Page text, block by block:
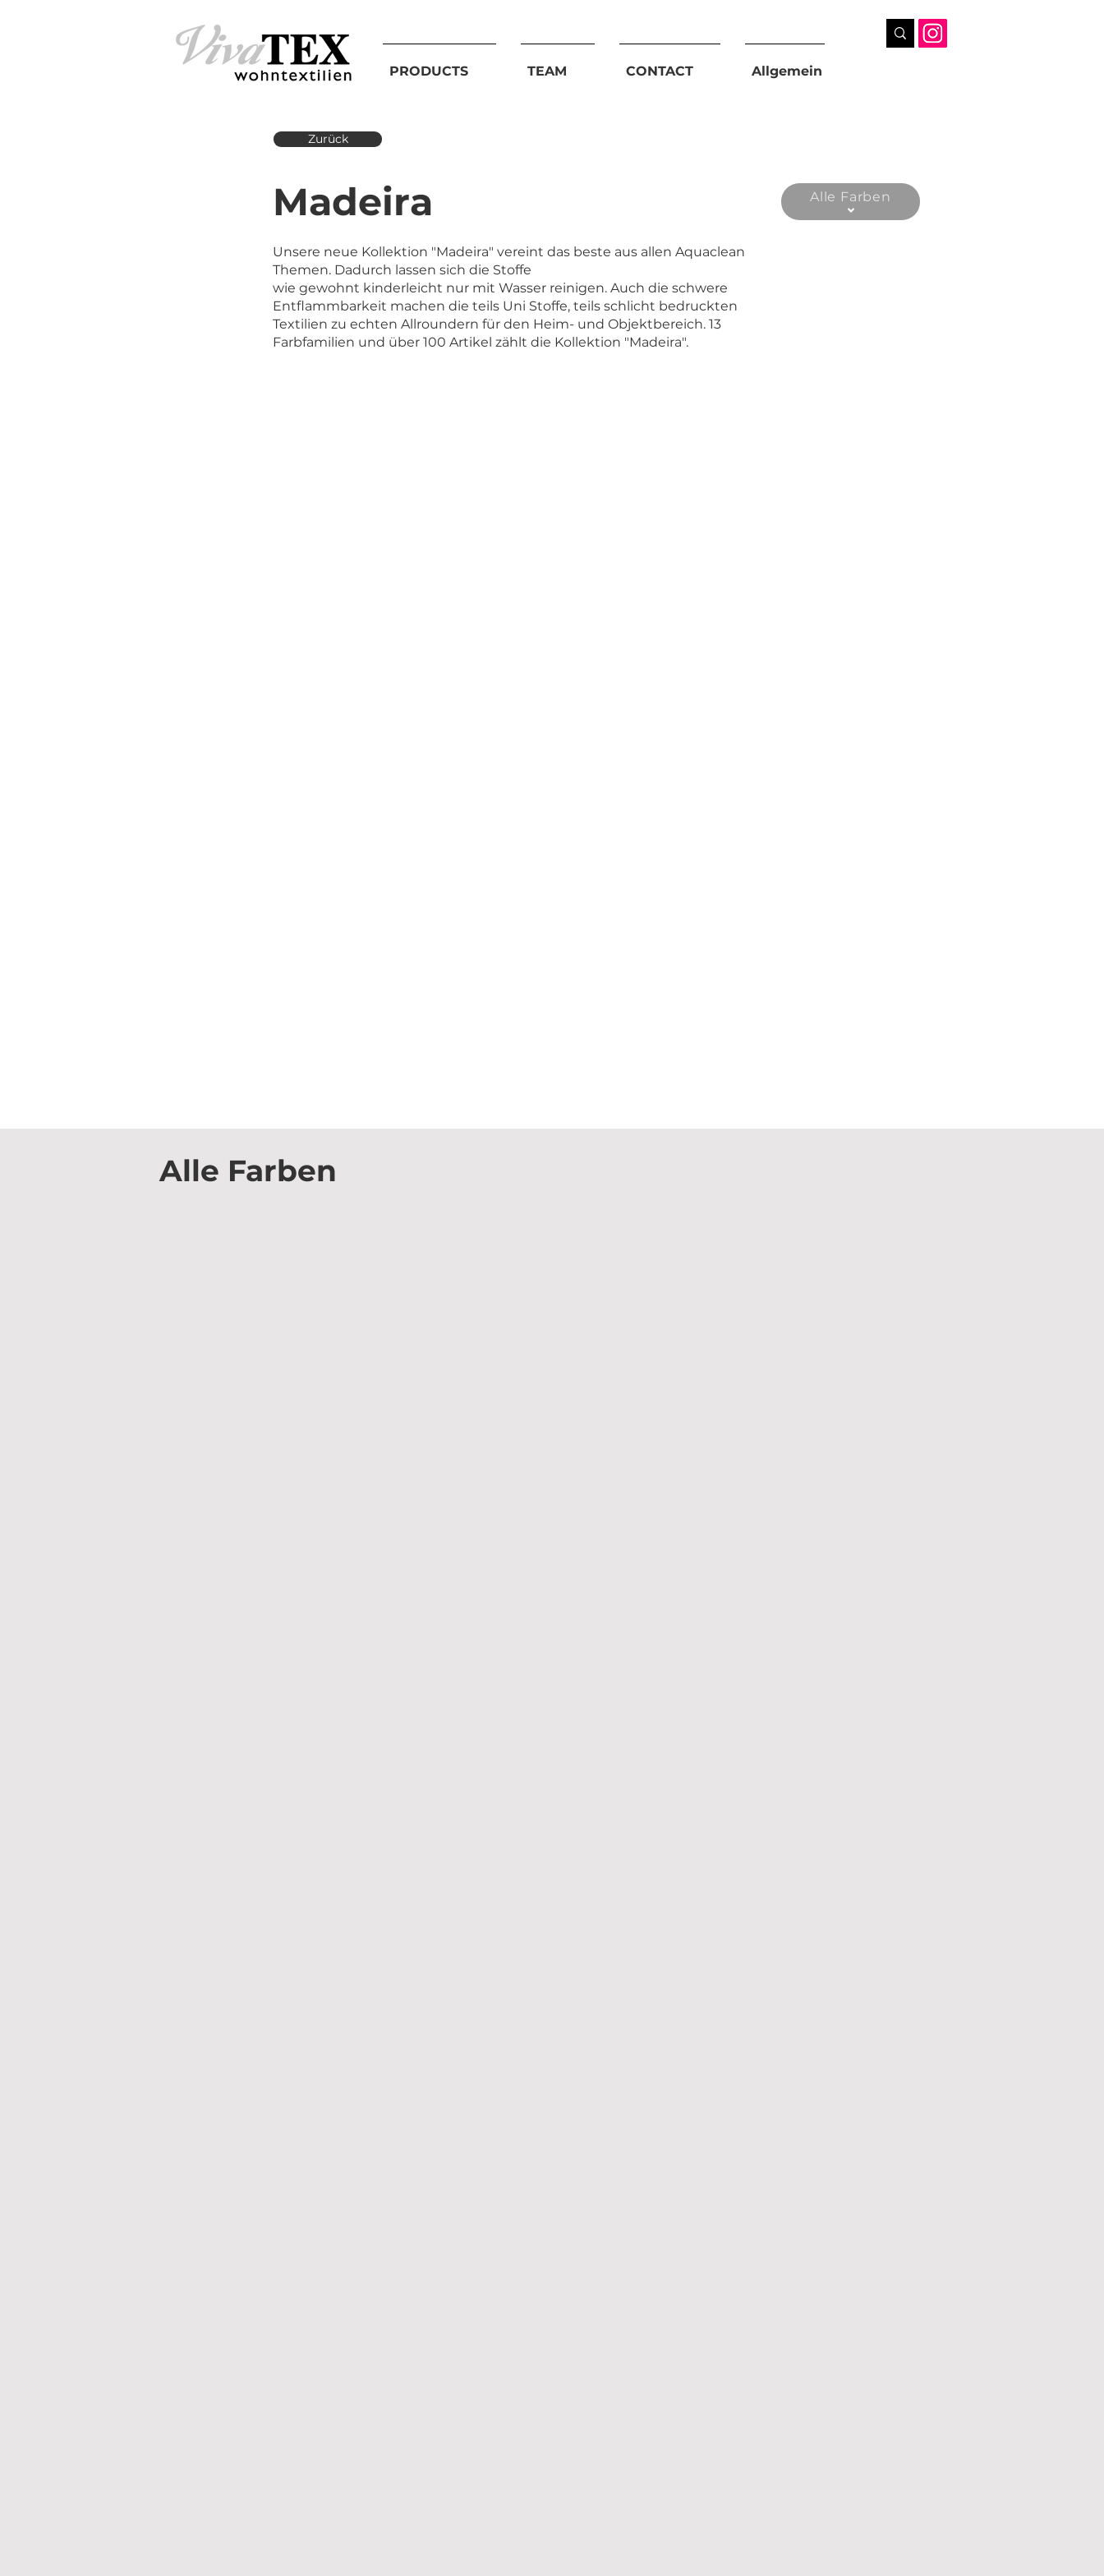
PRODUCTS TEAM CONTACT Allgemein
Zurück
Madeira Alle Farben
Unsere neue Kollektion "Madeira" vereint das beste aus allen Aquaclean
Themen. Dadurch lassen sich die Stoffe
wie gewohnt kinderleicht nur mit Wasser reinigen. Auch die schwere
Entflammbarkeit machen die teils Uni Stoffe, teils schlicht bedruckten
Textilien zu echten Allroundern für den Heim- und Objektbereich. 13
Farbfamilien und über 100 Artikel zählt die Kollektion "Madeira".
Alle Farben